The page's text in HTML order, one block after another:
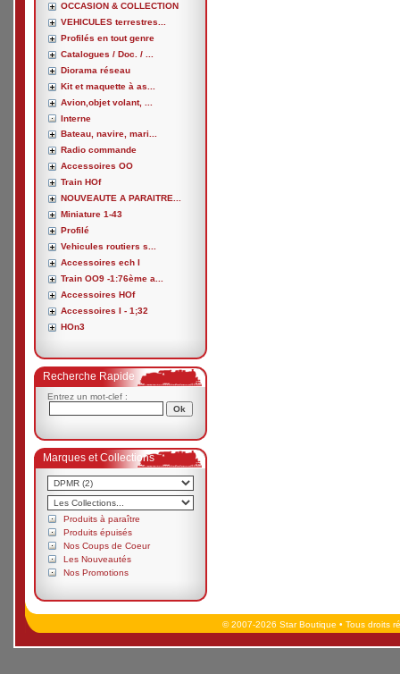
OCCASION & COLLECTION
VEHICULES terrestres...
Profilés en tout genre
Catalogues / Doc. / ...
Diorama réseau
Kit et maquette à as...
Avion,objet volant, ...
Interne
Bateau, navire, mari...
Radio commande
Accessoires OO
Train HOf
NOUVEAUTE A PARAITRE...
Miniature 1-43
Profilé
Vehicules routiers s...
Accessoires ech I
Train OO9 -1:76ème a...
Accessoires HOf
Accessoires I - 1;32
HOn3
Recherche Rapide
Entrez un mot-clef :
Marques et Collections
Produits à paraître
Produits épuisés
Nos Coups de Coeur
Les Nouveautés
Nos Promotions
© 2007-2026 Star Boutique • Tous droits